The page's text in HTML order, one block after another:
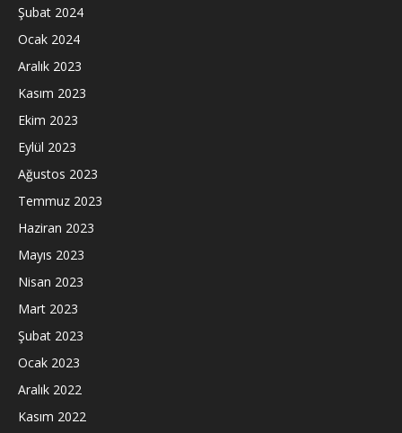
Şubat 2024
Ocak 2024
Aralık 2023
Kasım 2023
Ekim 2023
Eylül 2023
Ağustos 2023
Temmuz 2023
Haziran 2023
Mayıs 2023
Nisan 2023
Mart 2023
Şubat 2023
Ocak 2023
Aralık 2022
Kasım 2022